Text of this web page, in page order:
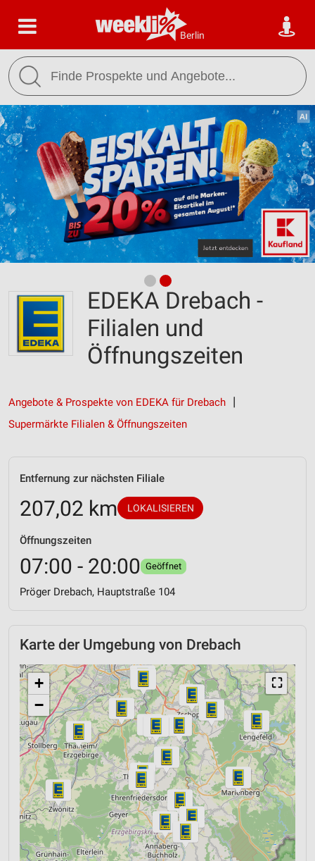
Berlin
EDEKA Drebach -
Filialen und
Öffnungszeiten
Angebote & Prospekte von EDEKA für Drebach
Supermärkte Filialen & Öffnungszeiten
Entfernung zur nächsten Filiale
207,02 km LOKALISIEREN
Öffnungszeiten
07:00 - 20:00 Geöffnet
Pröger Drebach, Hauptstraße 104
Karte der Umgebung von Drebach
⛶
+
−